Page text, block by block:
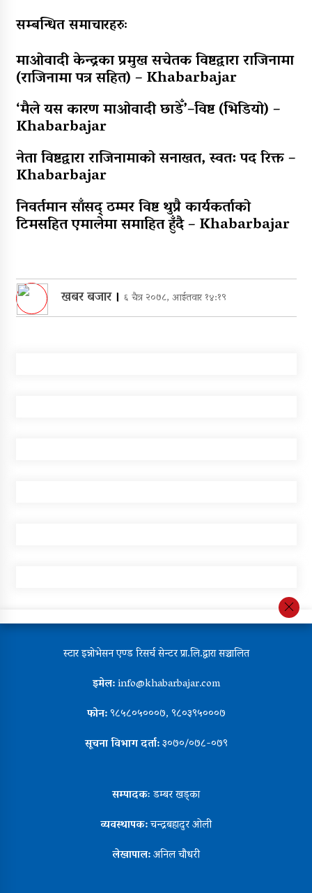
सम्बन्धित समाचारहरुः
माओवादी केन्द्रका प्रमुख सचेतक विष्टद्वारा राजिनामा
(राजिनामा पत्र सहित) – Khabarbajar
‘मैले यस कारण माओवादी छाडेँ’–विष्ट (भिडियो) –
Khabarbajar
नेता विष्टद्वारा राजिनामाको सनाखत, स्वत: पद रिक्त –
Khabarbajar
निवर्तमान साँसद् ठम्मर विष्ट थुप्रै कार्यकर्ताको
टिमसहित एमालेमा समाहित हुँदै – Khabarbajar
खबर बजार। ६ चैत्र २०७८, आईतवार १४:१९
स्टार इन्नोभेसन एण्ड रिसर्च सेन्टर प्रा.लि.द्वारा सञ्चालित
इमेल:info@khabarbajar.com
फोन:९८५८०५०००७, ९८०३९५०००७
सूचना विभाग दर्ता:३०७०/०७८-०७९
सम्पादकःडम्बर खड्का
व्यवस्थापक:चन्द्रबहादुर ओली
लेखापाल:अनिल चौधरी